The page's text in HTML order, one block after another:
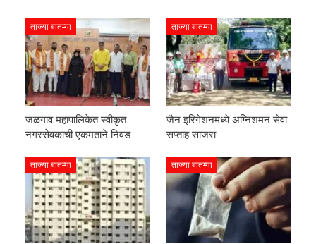
ताज्या बातम्या
जळगाव महापालिकेत स्वीकृत
नगरसेवकांची एकमताने निवड
ताज्या बातम्या
जैन इरिगेशनमध्ये अग्निशमन सेवा
सप्ताह साजरा
ताज्या बातम्या ताज्या बातम्या